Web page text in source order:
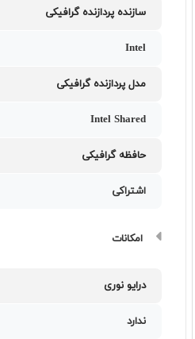
سازنده پردازنده گرافیکی
Intel
مدل پردازنده گرافیکی
Intel Shared
حافظه گرافیکی
اشتراکی
امکانات
درایو نوری
ندارد